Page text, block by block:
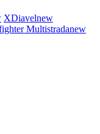
XDiavelnew
Multistradanew